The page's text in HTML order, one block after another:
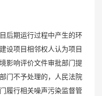
后期运行过程中产生的环
设项目相邻权人认为项目
影响评价文件审批部门提
门不予处理的，人民法院
履行相关噪声污染监督管